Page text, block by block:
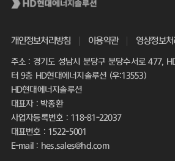
개인정보처리방침 이용약관 영상정보
주소 : 경기도 성남시 분당구 분당수서로 477,
터 9층 HD현대에너지솔루션 (우:13553)
HD현대에너지솔루션
대표자 : 박종환
사업자등록번호 : 118-81-22037
대표번호 : 1522-5001
E-mail : hes.sales@hd.com